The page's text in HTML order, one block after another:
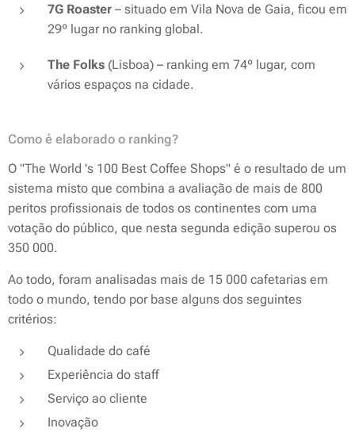
7G Roaster – situado em Vila Nova de Gaia, ficou em
29º lugar no ranking global.
The Folks (Lisboa) – ranking em 74º lugar, com
vários espaços na cidade.
Como é elaborado o ranking?
O "The World 's 100 Best Coffee Shops" é o resultado de um
sistema misto que combina a avaliação de mais de 800
peritos profissionais de todos os continentes com uma
votação do público, que nesta segunda edição superou os
350 000.
Ao todo, foram analisadas mais de 15 000 cafetarias em
todo o mundo, tendo por base alguns dos seguintes
critérios:
Qualidade do café
Experiência do staff
Serviço ao cliente
Inovação